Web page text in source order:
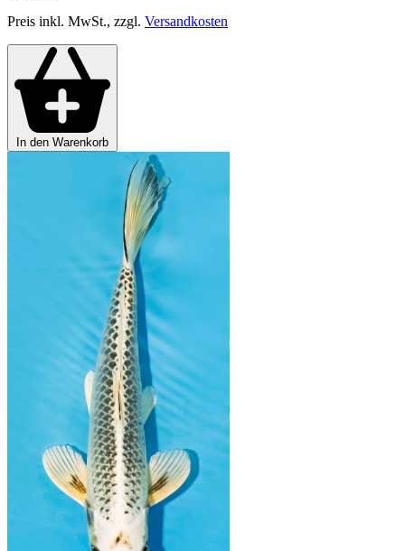
Preis inkl. MwSt., zzgl. Versandkosten
In den Warenkorb